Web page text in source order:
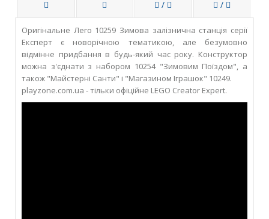
/ /
Оригінальне Лего 10259 Зимова залізнична станція серії
Експерт є новорічною тематикою, але безумовно
відмінне придбання в будь-який час року. Конструктор
можна з'єднати з набором 10254 "Зимовим Поїздом", а
також "Майстерні Санти" і "Магазином Іграшок" 10249.
playzone.com.ua - тільки офіційне LEGO Creator Expert.